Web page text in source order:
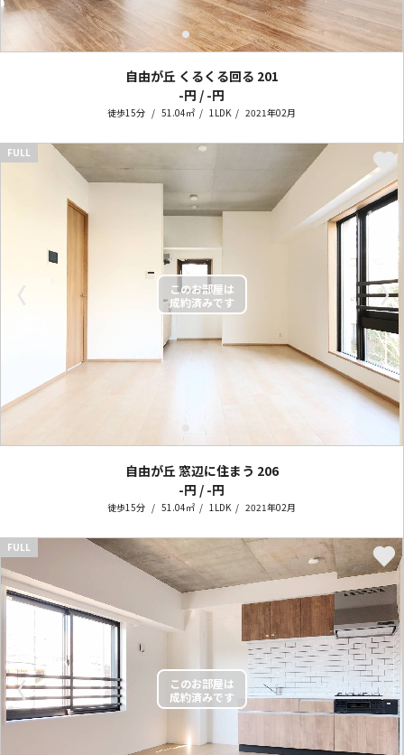
自由が丘 くるくる回る 201
-円 / -円
徒歩15分 51.04㎡ 1LDK 2021年02月
〈 〉
FULL
自由が丘 窓辺に住まう 206
-円 / -円
徒歩15分 51.04㎡ 1LDK 2021年02月
〈 〉
FULL